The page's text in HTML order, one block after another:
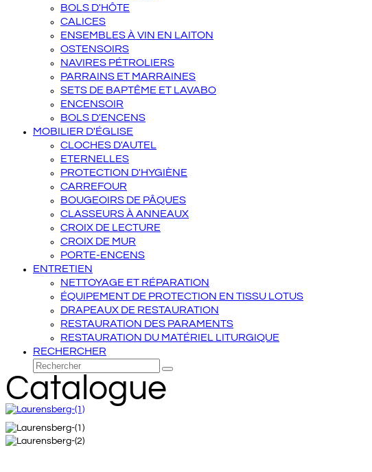
BOLS D'HÔTE
CALICES
ENSEMBLES À VIN EN LAITON
OSTENSOIRS
NAVIRES PÉTROLIERS
PARRAINS ET MARRAINES
SETS DE BAPTÊME ET LAVABO
ENCENSOIR
BOLS D'ENCENS
MOBILIER D'ÉGLISE
CLOCHES D'AUTEL
ETERNELLES
PROTECTION D'HYGIÈNE
CARREFOUR
BOUGEOIRS DE PÂQUES
CLASSEURS À ANNEAUX
CROIX DE LECTURE
CROIX DE MUR
PORTE-ENCENS
ENTRETIEN
NETTOYAGE ET RÉPARATION
ÉQUIPEMENT DE PROTECTION EN TISSU LOTUS
DRAPEAUX DE RESTAURATION
RESTAURATION DES PARAMENTS
RESTAURATION DU MATÉRIEL LITURGIQUE
RECHERCHER
Rechercher
Envoyer
Catalogue